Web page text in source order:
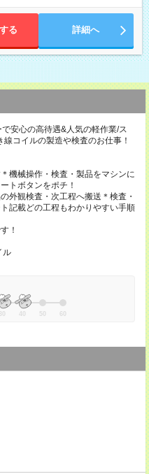
る 詳細へ
安心の高待遇&人気の軽作業/ス
コイルの製造や検査のお仕事！
機械操作・検査・製品をマシンに
トボタンをポチ！
外観検査・次工程へ搬送＊検査・
記載どの工程もわかりやすい手順
！
ル
30 40 50 60